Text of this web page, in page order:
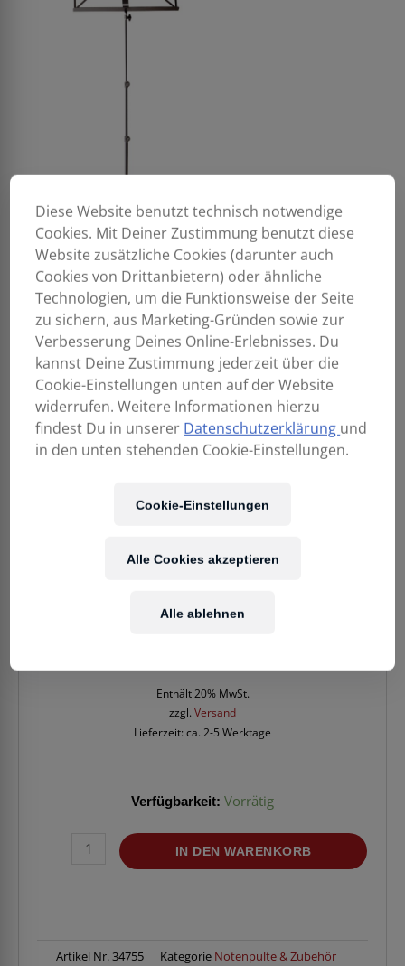
Enthält 20% MwSt.
zzgl. Versand
Lieferzeit: ca. 2-5 Werktage
Verfügbarkeit: Vorrätig
IN DEN WARENKORB
Artikel Nr.34755 Kategorie Notenpulte & Zubehör
Diese Website benutzt technisch notwendige
Cookies. Mit Deiner Zustimmung benutzt diese
Website zusätzliche Cookies (darunter auch
Cookies von Drittanbietern) oder ähnliche
Technologien, um die Funktionsweise der Seite
zu sichern, aus Marketing-Gründen sowie zur
Verbesserung Deines Online-Erlebnisses. Du
kannst Deine Zustimmung jederzeit über die
Cookie-Einstellungen unten auf der Website
widerrufen. Weitere Informationen hierzu
findest Du in unserer Datenschutzerklärung und
in den unten stehenden Cookie-Einstellungen.
Cookie-Einstellungen
Alle ablehnen
Alle Cookies akzeptieren